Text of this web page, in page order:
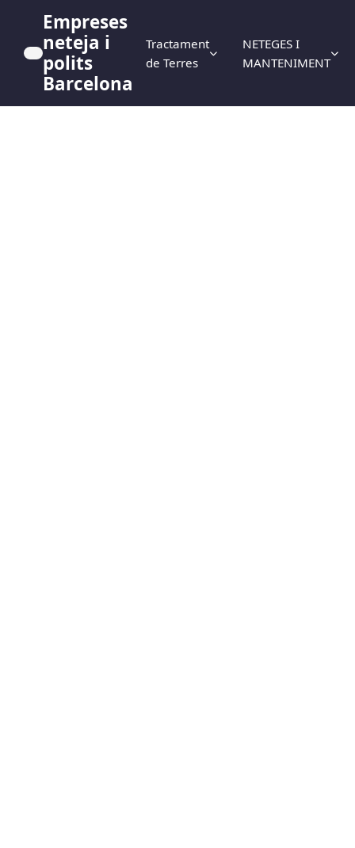
Empreses
neteja i
polits
Barcelona
Tractament
de Terres
NETEGES I
MANTENIMENT